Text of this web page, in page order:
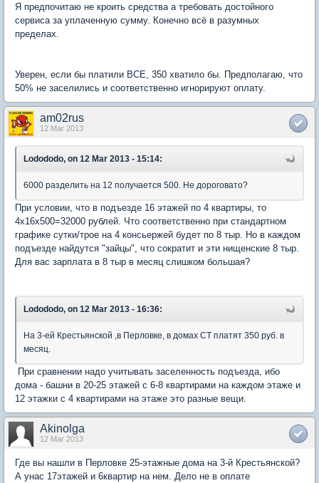
Я предпочитаю не кроить средства а требовать достойного
сервиса за уплаченную сумму. Конечно всё в разумных
пределах.
Уверен, если бы платили ВСЕ, 350 хватило бы. Предполагаю, что
50% не заселились и соответственно игнорируют оплату.
am02rus
12 Mar 2013
Lodododo, on 12 Mar 2013 - 15:14:
6000 разделить на 12 получается 500. Не дороговато?
При условии, что в подъезде 16 этажей по 4 квартиры, то
4х16х500=32000 рублей. Что соответственно при стандартном
графике сутки/трое на 4 консьержей будет по 8 тыр. Но в каждом
подъезде найдутся "зайцы", что сократит и эти нищенские 8 тыр.
Для вас зарплата в 8 тыр в месяц слишком большая?
Lodododo, on 12 Mar 2013 - 16:36:
На 3-ей Крестьянской ,в Перловке, в домах СТ платят 350 руб. в
месяц.
При сравнении надо учитывать заселенность подъезда, ибо
дома - башни в 20-25 этажей с 6-8 квартирами на каждом этаже и
12 этажки с 4 квартирами на этаже это разные вещи.
Akinolga
12 Mar 2013
Где вы нашли в Перловке 25-этажные дома на 3-й Крестьянской?
А унас 17этажей и 6квартир на нем. Дело не в оплате